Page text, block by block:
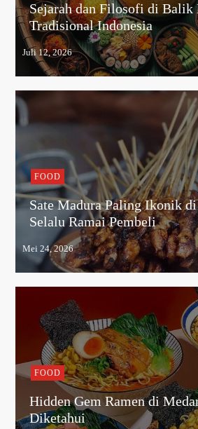
Sejarah dan Filosofi di Balik
Tradisional Indonesia
FOOD
Sate Madura Paling Ikonik
Selalu Ramai Pembeli
FOOD
Hidden Gem Ramen di
Diketahui